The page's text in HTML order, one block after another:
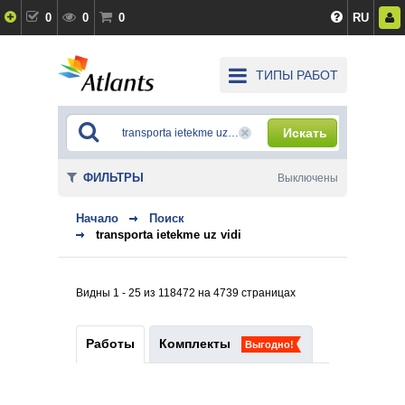
0 0 0 RU
ТИПЫ РАБОТ
Искать
Начало
Поиск
transporta ietekme uz vidi
Видны 1 - 25 из 118472 на 4739 страницах
Работы Комплекты Выгодно!
ФИЛЬТРЫ Выключены